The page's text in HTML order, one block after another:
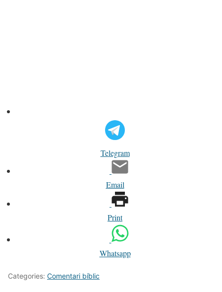
Telegram
Email
Print
Whatsapp
Categories: Comentari bíblic